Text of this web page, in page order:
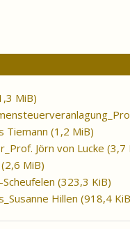
MiB)
Tiemann (1,2 MiB)
Jörn von Lucke (3,7
(2,6 MiB)
(323,3 KiB)
Hillen (918,4